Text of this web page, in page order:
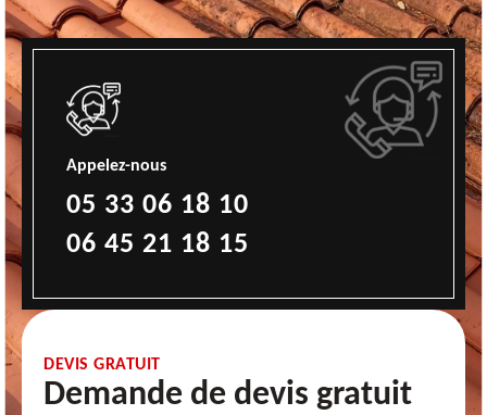
Appelez-nous
05 33 06 18 10
06 45 21 18 15
DEVIS GRATUIT
Demande de devis gratuit